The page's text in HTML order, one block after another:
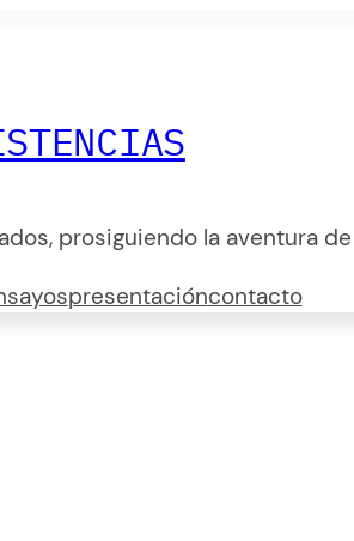
prosiguiendo la aventura
presentacióncontacto